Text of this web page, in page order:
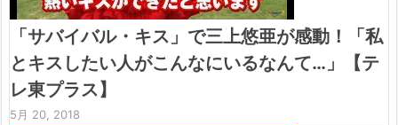
「サバイバル・キス」で三上悠亜が感動！「私
とキスしたい人がこんなにいるなんて…」【テ
レ東プラス】
5月 20, 2018